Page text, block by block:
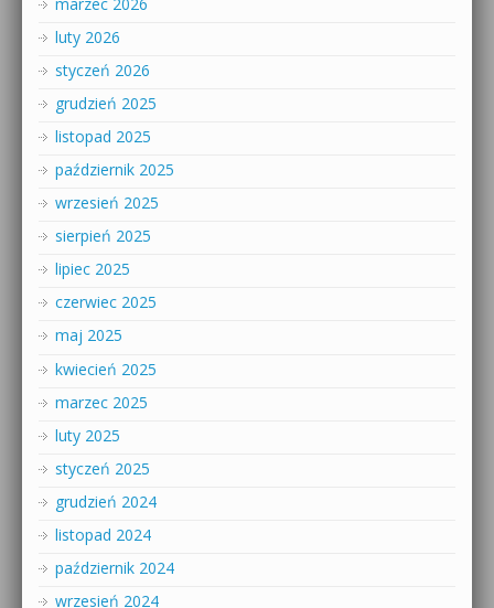
luty 2026
styczeń 2026
grudzień 2025
listopad 2025
październik 2025
wrzesień 2025
sierpień 2025
lipiec 2025
czerwiec 2025
maj 2025
kwiecień 2025
marzec 2025
luty 2025
styczeń 2025
grudzień 2024
listopad 2024
październik 2024
wrzesień 2024